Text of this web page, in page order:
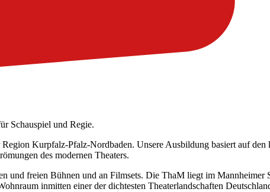
Schauspiel und Regie.
Kurpfalz-Pfalz-Nordbaden. Unsere Ausbildung basiert auf den
des modernen Theaters.
und freien Bühnen und an Filmsets. Die ThaM liegt im
inmitten einer der dichtesten Theaterlandschaften